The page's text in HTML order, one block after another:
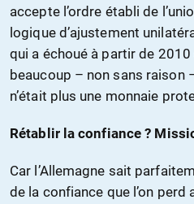
accepte l’ordre établi de
logique d’ajustement
qui a échoué à partir de
beaucoup – non sans raison
n’était plus une monnaie
Rétablir la confiance ?
Car l’Allemagne sait
de la confiance que l’on perd